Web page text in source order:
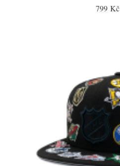
799 Kč